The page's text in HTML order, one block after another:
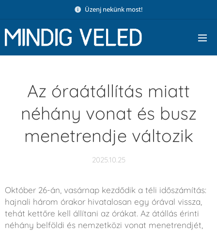
Üzenj nekünk most!
Az óraátállítás miatt
néhány vonat és busz
menetrendje változik
2025.10.25
Október 26-án, vasárnap kezdődik a téli időszámítás:
hajnali három órakor hivatalosan egy órával vissza,
tehát kettőre kell állítani az órákat. Az átállás érinti
néhány belföldi és nemzetközi vonat menetrendjét,